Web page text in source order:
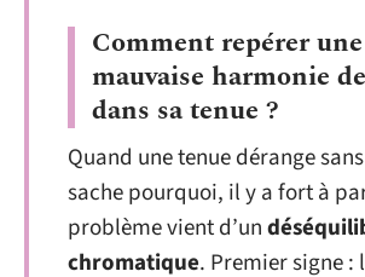
Comment repérer une
mauvaise harmonie
dans sa tenue ?
Quand une tenue dérange
sache pourquoi, il y a fort à
problème vient d’un
chromatique. Premier signe :